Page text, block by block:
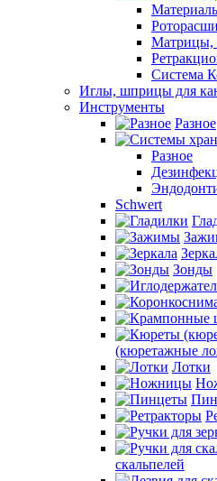
Матрицы,
Система
Иглы, шприцы для
Инструменты
Разное
Разное
Schwert
Зонды
(кюретажные
Лотки
скальпелей